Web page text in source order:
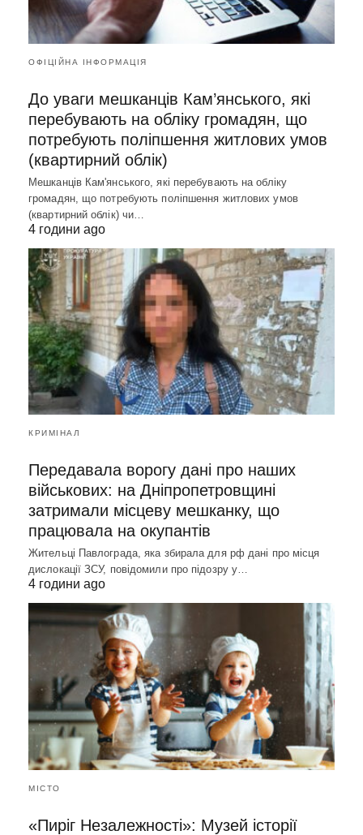
ОФІЦІЙНА ІНФОРМАЦІЯ
До уваги мешканців Кам’янського, які
перебувають на обліку громадян, що
потребують поліпшення житлових умов
(квартирний облік)
Мешканців Кам'янського, які перебувають на обліку
громадян, що потребують поліпшення житлових умов
(квартирний облік) чи…
4 години ago
КРИМІНАЛ
Передавала ворогу дані про наших
військових: на Дніпропетровщині
затримали місцеву мешканку, що
працювала на окупантів
Жительці Павлограда, яка збирала для рф дані про місця
дислокації ЗСУ, повідомили про підозру у…
4 години ago
МІСТО
«Пиріг Незалежності»: Музей історії